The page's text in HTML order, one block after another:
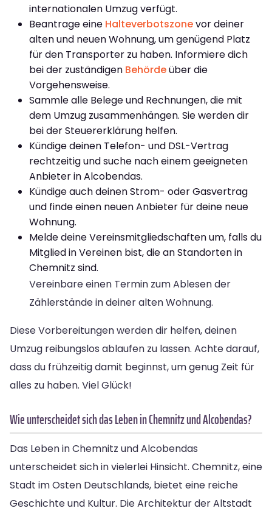
internationalen Umzug verfügt.
Beantrage eine Halteverbotszonevor deiner
alten und neuen Wohnung, um genügend Platz
für den Transporter zu haben. Informiere dich
bei der zuständigen Behördeüber die
Vorgehensweise.
Sammle alle Belege und Rechnungen, die mit
dem Umzug zusammenhängen. Sie werden dir
bei der Steuererklärung helfen.
Kündige deinen Telefon- und DSL-Vertrag
rechtzeitig und suche nach einem geeigneten
Anbieter in Alcobendas.
Kündige auch deinen Strom- oder Gasvertrag
und finde einen neuen Anbieter für deine neue
Wohnung.
Melde deine Vereinsmitgliedschaften um, falls du
Mitglied in Vereinen bist, die an Standorten in
Chemnitz sind.
Vereinbare einen Termin zum Ablesen der
Zählerstände in deiner alten Wohnung.
Diese Vorbereitungen werden dir helfen, deinen
Umzug reibungslos ablaufen zu lassen. Achte darauf,
dass du frühzeitig damit beginnst, um genug Zeit für
alles zu haben. Viel Glück!
Wie unterscheidet sich das Leben in Chemnitz und Alcobendas?
Das Leben in Chemnitz und Alcobendas
unterscheidet sich in vielerlei Hinsicht. Chemnitz, eine
Stadt im Osten Deutschlands, bietet eine reiche
Geschichte und Kultur. Die Architektur der Altstadt